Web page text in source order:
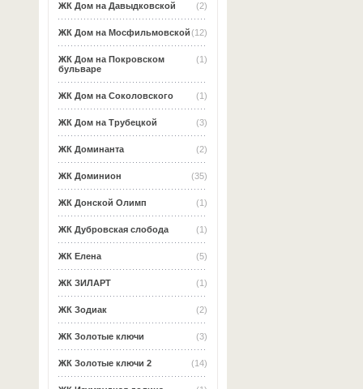
(2)
ЖК Дом на Давыдковской
(12)
ЖК Дом на Мосфильмовской
(1)
ЖК Дом на Покровском
бульваре
(1)
ЖК Дом на Соколовского
(3)
ЖК Дом на Трубецкой
(2)
ЖК Доминанта
(35)
ЖК Доминион
(1)
ЖК Донской Олимп
(1)
ЖК Дубровская слобода
(5)
ЖК Елена
(1)
ЖК ЗИЛАРТ
(2)
ЖК Зодиак
(3)
ЖК Золотые ключи
(14)
ЖК Золотые ключи 2